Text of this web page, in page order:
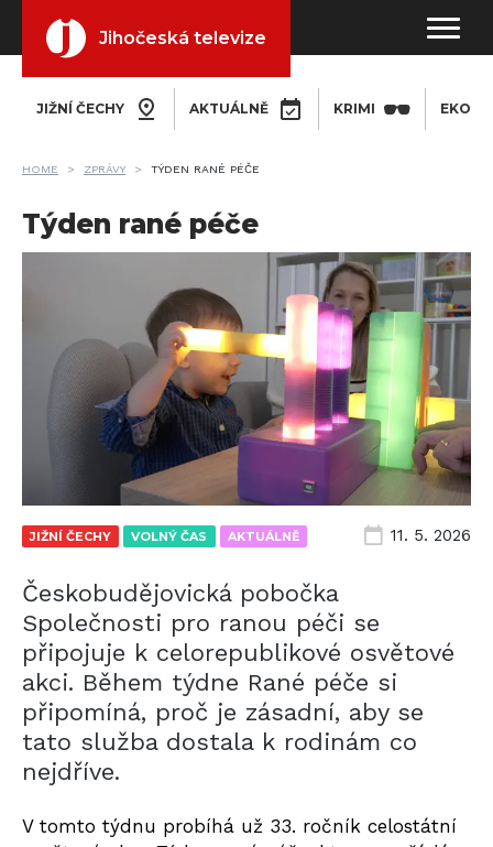
Jihočeská televize
JIŽNÍ ČECHY AKTUÁLNĚ KRIMI
HOME ZPRÁVY TÝDEN RANÉ PÉČE
Týden rané péče
JIŽNÍ ČECHY VOLNÝ ČAS AKTUÁLNĚ 11. 5. 2026
Českobudějovická pobočka
Společnosti pro ranou péči se
připojuje k celorepublikové osvětové
akci. Během týdne Rané péče si
připomíná, proč je zásadní, aby se
tato služba dostala k rodinám co
nejdříve.
V tomto týdnu probíhá už 33. ročník celostátní